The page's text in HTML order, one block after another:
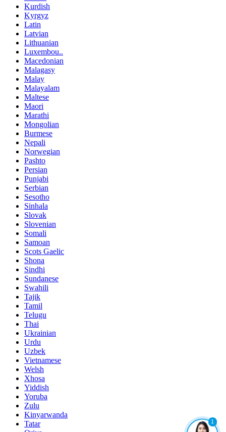
Kurdish
Kyrgyz
Latin
Latvian
Lithuanian
Luxembou..
Macedonian
Malagasy
Malay
Malayalam
Maltese
Maori
Marathi
Mongolian
Burmese
Nepali
Norwegian
Pashto
Persian
Punjabi
Serbian
Sesotho
Sinhala
Slovak
Slovenian
Somali
Samoan
Scots Gaelic
Shona
Sindhi
Sundanese
Swahili
Tajik
Tamil
Telugu
Thai
Ukrainian
Urdu
Uzbek
Vietnamese
Welsh
Xhosa
Yiddish
Yoruba
Zulu
Kinyarwanda
Tatar
1